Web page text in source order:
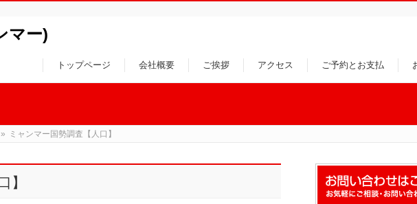
マー)
トップページ 会社概要 ご挨拶 アクセス ご予約とお支払
ミャンマー国勢調査【人口】
】